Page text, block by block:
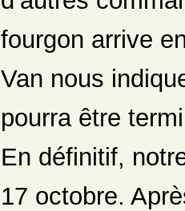
fourgon arrive
Van nous
pourra être
En définitif,
17 octobre.